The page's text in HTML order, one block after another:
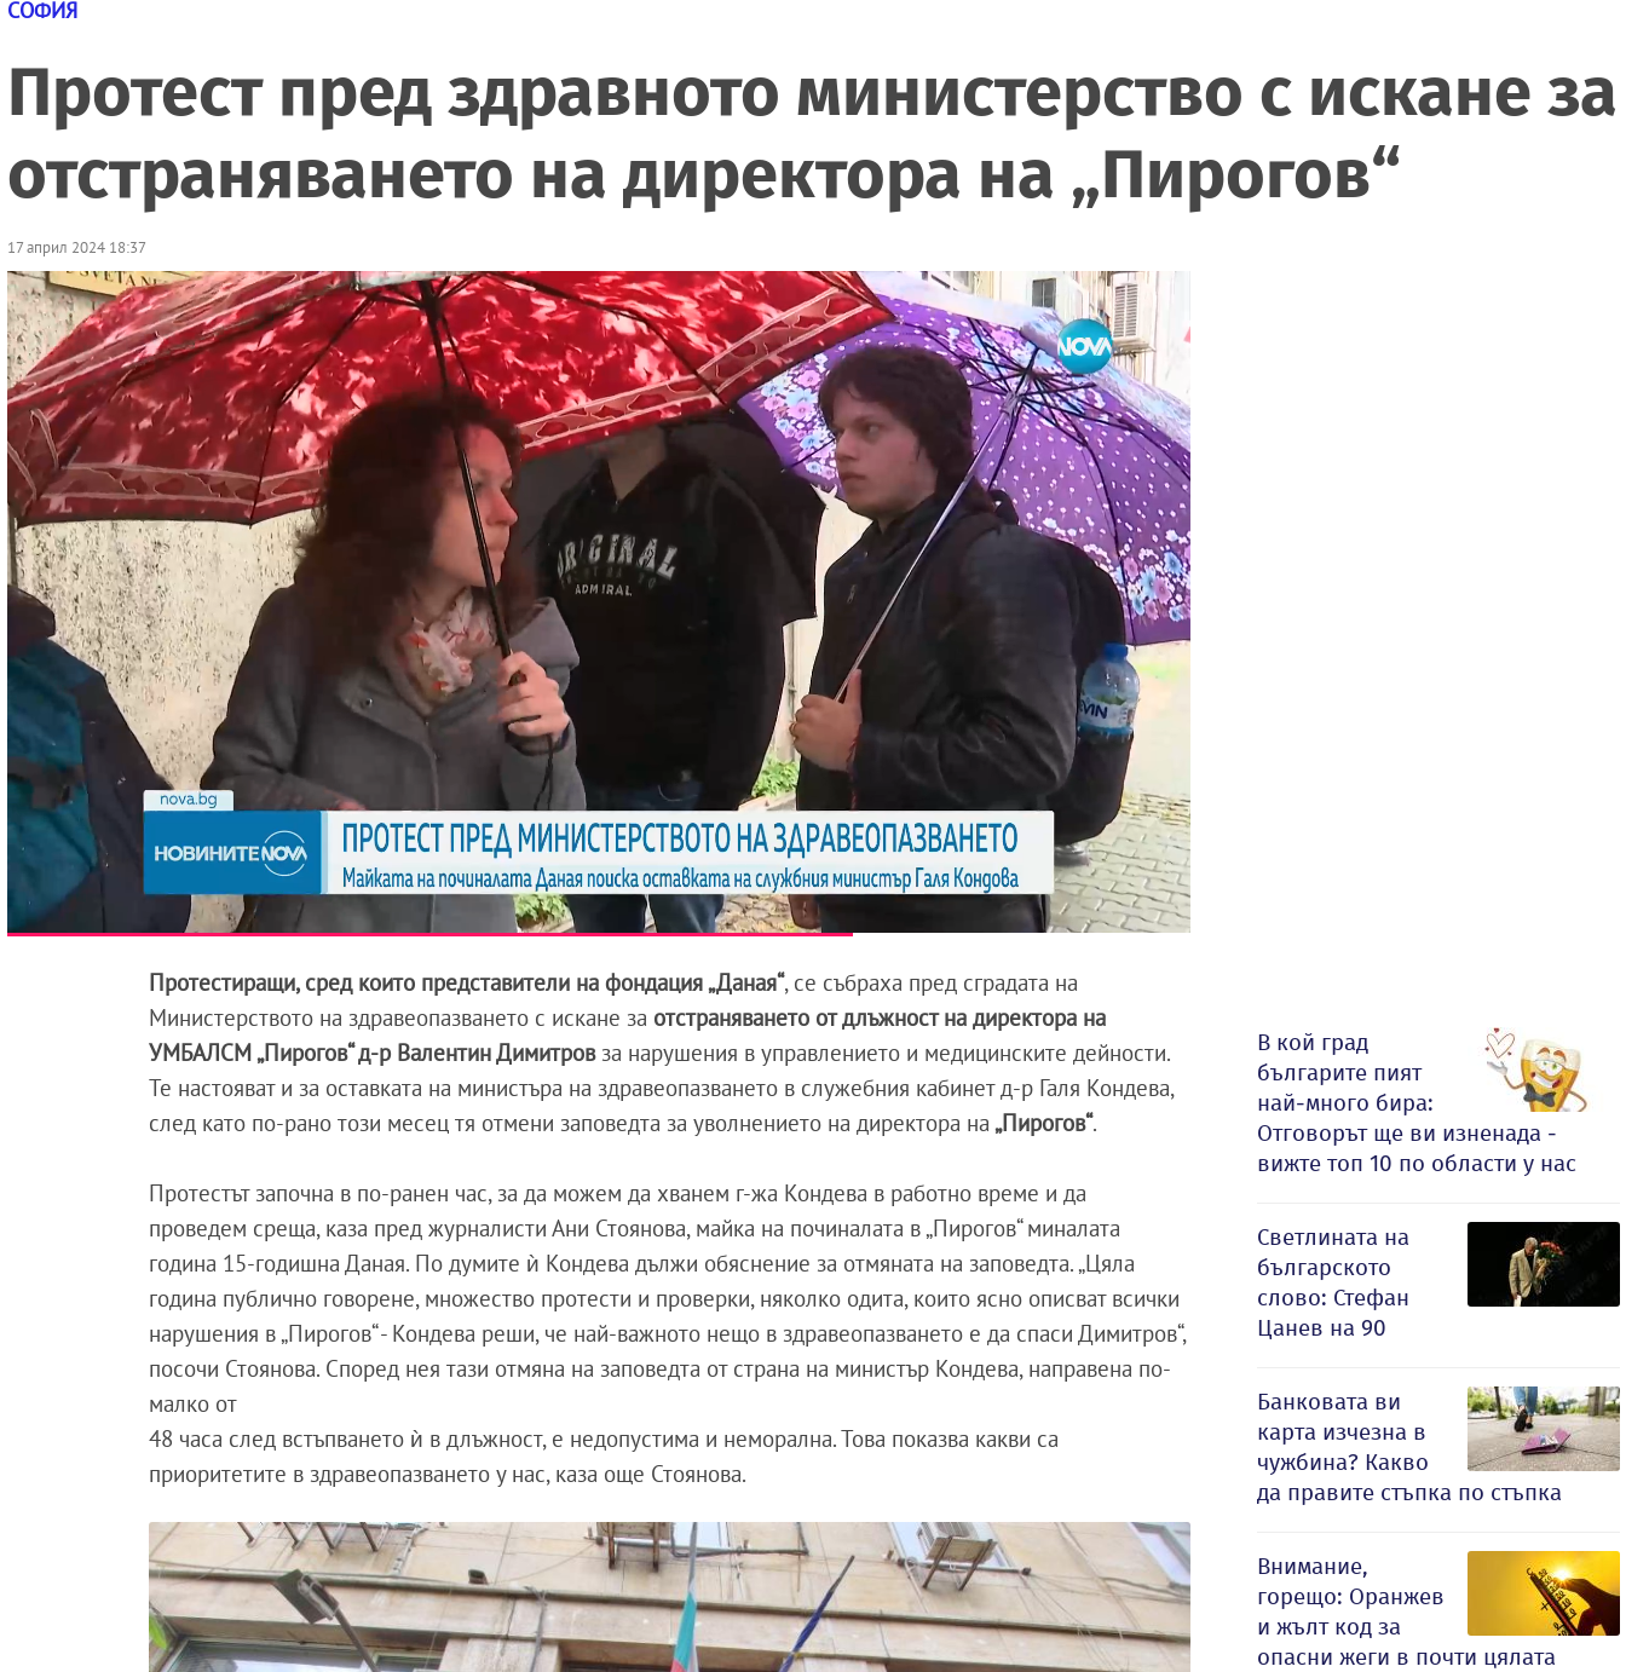
СОФИЯ
Протест пред здравното министерство с искане за
отстраняването на директора на „Пирогов“
17 април 2024 18:37
Протестиращи, сред които представители на фондация „Даная“, се събраха пред сградата на
Министерството на здравеопазването с искане за отстраняването от длъжност на директора на
УМБАЛСМ „Пирогов“ д-р Валентин Димитровза нарушения в управлението и медицинските дейности.
Те настояват и за оставката на министъра на здравеопазването в служебния кабинет д-р Галя Кондева,
след като по-рано този месец тя отмени заповедта за уволнението на директора на „Пирогов“.
Протестът започна в по-ранен час, за да можем да хванем г-жа Кондева в работно време и да
проведем среща, каза пред журналисти Ани Стоянова, майка на починалата в „Пирогов“ миналата
година 15-годишна Даная. По думите ѝ Кондева дължи обяснение за отмяната на заповедта. „Цяла
година публично говорене, множество протести и проверки, няколко одита, които ясно описват всички
нарушения в „Пирогов“ - Кондева реши, че най-важното нещо в здравеопазването е да спаси Димитров“,
посочи Стоянова. Според нея тази отмяна на заповедта от страна на министър Кондева, направена по-
малко от
48 часа след встъпването ѝ в длъжност, е недопустима и неморална. Това показва какви са
приоритетите в здравеопазването у нас, каза още Стоянова.
В кой град
българите пият
най-много бира:
Отговорът ще ви изненада -
вижте топ 10 по области у нас
Светлината на
българското
слово: Стефан
Цанев на 90
Банковата ви
карта изчезна в
чужбина? Какво
да правите стъпка по стъпка
Внимание,
горещо: Оранжев
и жълт код за
опасни жеги в почти цялата